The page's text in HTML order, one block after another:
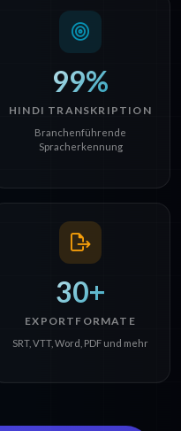
99%
HINDI TRANSKRIPTION
Branchenführende
Spracherkennung
30+
EXPORTFORMATE
SRT, VTT, Word, PDF und mehr